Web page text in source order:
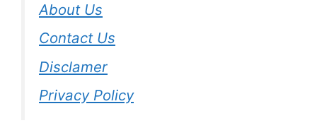
About Us
Contact Us
Disclamer
Privacy Policy